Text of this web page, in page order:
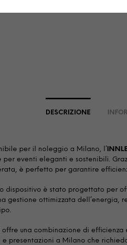
DESCRIZIONE
per il noleggio a Milano, l’
per eventi eleganti e sostenibili.
è perfetto per garantire
dispositivo è stato progettato per
gestione ottimizzata dell’energia,
offre una combinazione di
e presentazioni a Milano che